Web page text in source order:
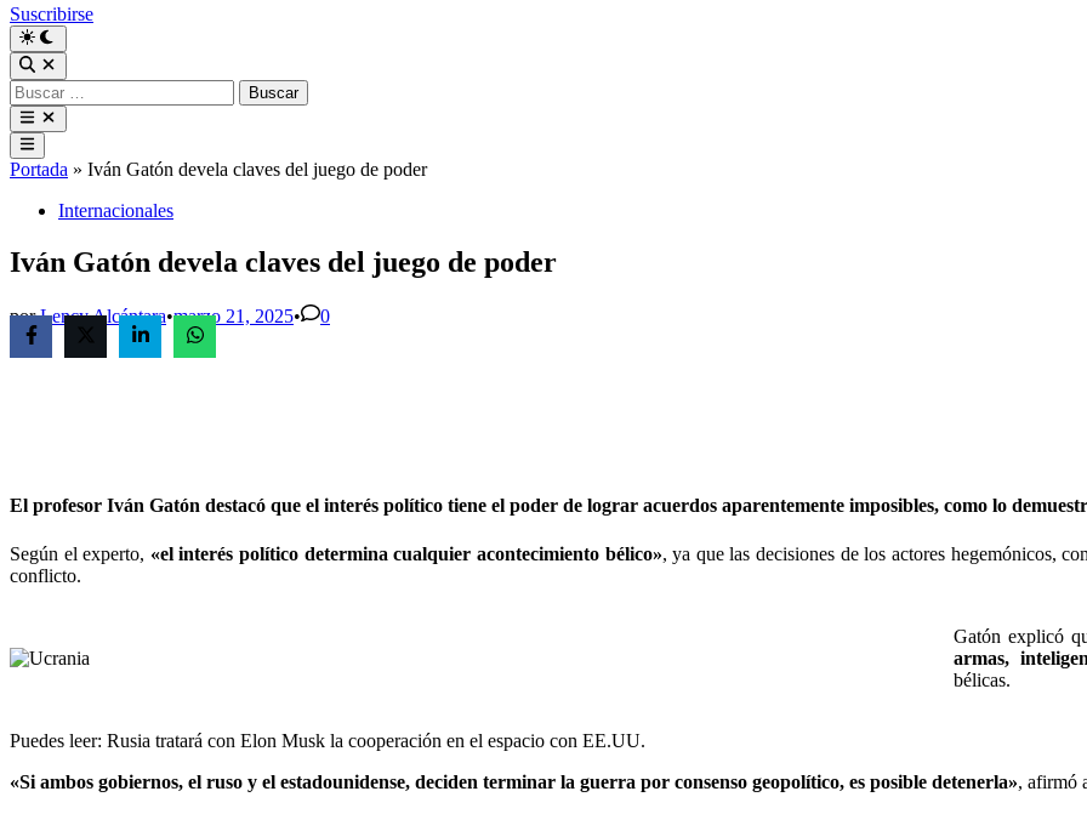
Suscribirse
Buscar:
Menú
principal
Portada » Iván Gatón devela claves del juego de poder
PublicadoInternacionales
Iván Gatón devela claves del juego de poder
porLency Alcántara•marzo 21, 2025• 0
El profesor Iván Gatón destacó que el interés político tiene el poder de lograr acuerdos aparentemente imposibles, como lo
Según el experto, «el interés político determina cualquier acontecimiento bélico», ya que las decisiones de los actores hegemónicos,
conflicto.
Gatón explicó
armas,
bélicas.
Puedes leer: Rusia tratará con Elon Musk la cooperación en el espacio con EE.UU.
«Si ambos gobiernos, el ruso y el estadounidense, deciden terminar la guerra por consenso geopolítico, es posible detenerla», afirmó